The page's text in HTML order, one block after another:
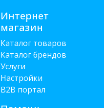
Интернет
магазин
Каталог товаров
Каталог брендов
Услуги
Настройки
B2B портал